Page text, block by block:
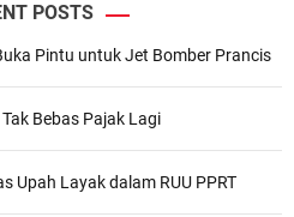
POSTS
Pintu untuk Jet Bomber Prancis
Bebas Pajak Lagi
Upah Layak dalam RUU PPRT